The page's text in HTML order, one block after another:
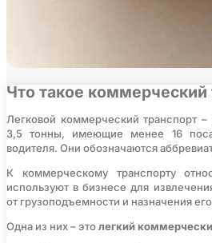
Что такое коммерческий
Легковой коммерческий транспорт
3,5 тонны, имеющие менее 16
водителя. Они обозначаются
К коммерческому транспорту
используют в бизнесе для
от грузоподъемности и назначения
Одна из них – этолегкий